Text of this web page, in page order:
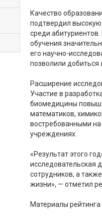
Качество
подтвердил высокую
среди
обучения
его научно-
позволили
Расширение
Участие в
биомедицины
математиков,
востребованными
учреждениях.
«Результат этого
исследовательская
сотрудников, а
жизни», — отметил
Материалы